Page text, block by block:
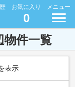
お気に入り
0
メニュー
物件一覧
表示